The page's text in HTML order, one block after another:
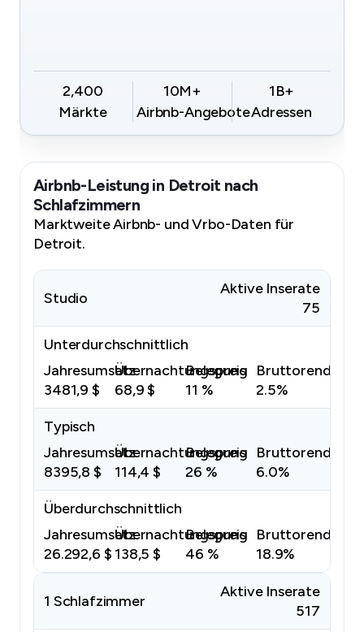
2,400
Märkte
10M+
Airbnb-Angebote
1B+
Adressen
Airbnb-Leistung in Detroit nach
Schlafzimmern
Marktweite Airbnb- und Vrbo-Daten für
Detroit.
Studio
Aktive Inserate
75
Unterdurchschnittlich
Jahresumsatz
3481,9 $
Übernachtungspreis
68,9 $
Belegung
11 %
Bruttorendite
2.5%
Typisch
Jahresumsatz
8395,8 $
Übernachtungspreis
114,4 $
Belegung
26 %
Bruttorendite
6.0%
Überdurchschnittlich
Jahresumsatz
26.292,6 $
Übernachtungspreis
138,5 $
Belegung
46 %
Bruttorendite
18.9%
1 Schlafzimmer
Aktive Inserate
517